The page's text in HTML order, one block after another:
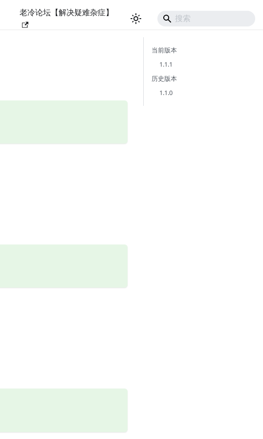
老冷论坛【解决疑难杂症】
当前版本
1.1.1
历史版本
1.1.0